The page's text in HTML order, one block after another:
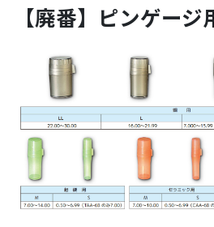
【廃番】ピンゲー